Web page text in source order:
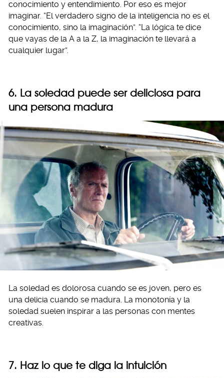
conocimiento y entendimiento. Por eso es mejor
imaginar. “El verdadero signo de la inteligencia no es el
conocimiento, sino la imaginación”. “La lógica te dice
que vayas de la A a la Z, la imaginación te llevará a
cualquier lugar”.
6. La soledad puede ser deliciosa para
una persona madura
La soledad es dolorosa cuando se es joven, pero es
una delicia cuando se madura. La monotonía y la
soledad suelen inspirar a las personas con mentes
creativas.
7. Haz lo que te diga la intuición